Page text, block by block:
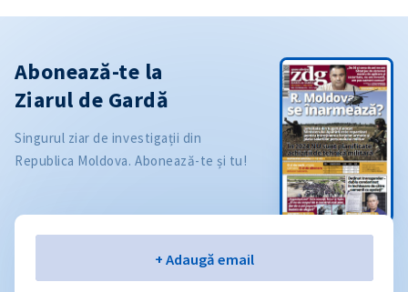
Abonează-te la
Ziarul de Gardă
Singurul ziar de investigații din
Republica Moldova. Abonează-te și tu!
+ Adaugă email